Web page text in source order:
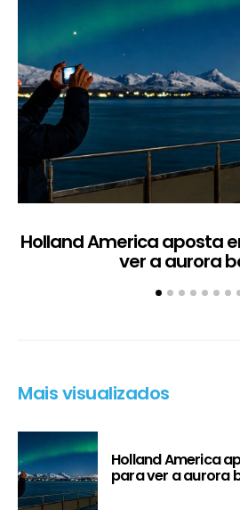
Holland America aposta
ver a aurora
Mais visualizados
Holland America
para ver a aurora